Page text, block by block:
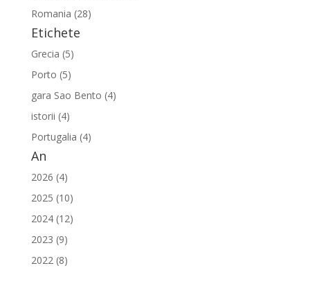
Romania (28)
Etichete
Grecia (5)
Porto (5)
gara Sao Bento (4)
istorii (4)
Portugalia (4)
An
2026 (4)
2025 (10)
2024 (12)
2023 (9)
2022 (8)